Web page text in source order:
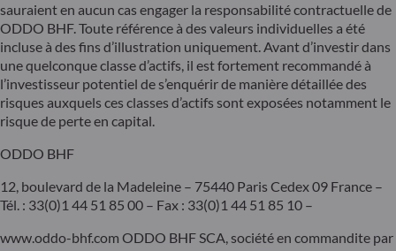
sauraient en aucun cas engager la responsabilité contractuelle de
ODDO BHF. Toute référence à des valeurs individuelles a été
incluse à des fins d’illustration uniquement. Avant d’investir dans
une quelconque classe d’actifs, il est fortement recommandé à
l’investisseur potentiel de s’enquérir de manière détaillée des
risques auxquels ces classes d’actifs sont exposées notamment le
risque de perte en capital.
ODDO BHF
12, boulevard de la Madeleine – 75440 Paris Cedex 09 France –
Tél. : 33(0)1 44 51 85 00 – Fax : 33(0)1 44 51 85 10 –
www.oddo-bhf.com ODDO BHF SCA, société en commandite par